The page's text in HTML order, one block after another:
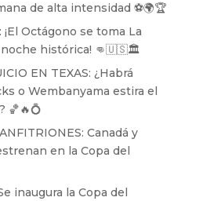
de alta intensidad ⚽️🌍🏆
¡El Octágono se toma La
noche histórica! 👊🇺🇸🏛️
EN TEXAS: ¿Habrá
o Wembanyama estira el
🏀🔥💍
Canadá y
en la Copa del
inaugura la Copa del